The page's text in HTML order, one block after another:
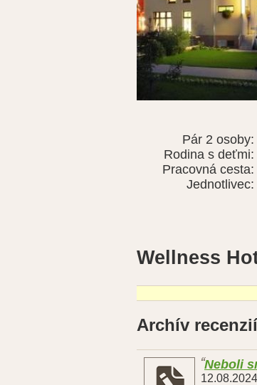
Pár 2 osoby:
Rodina s deťmi:
Pracovná cesta:
Jednotlivec:
Wellness
Archív recenzií
Neboli
12.08.2024